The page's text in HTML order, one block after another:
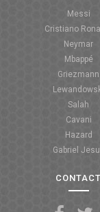
Messi
Cristiano
Neymar
Mbappé
Griezmann
Salah
Cavani
Hazard
Gabriel
CONTACT